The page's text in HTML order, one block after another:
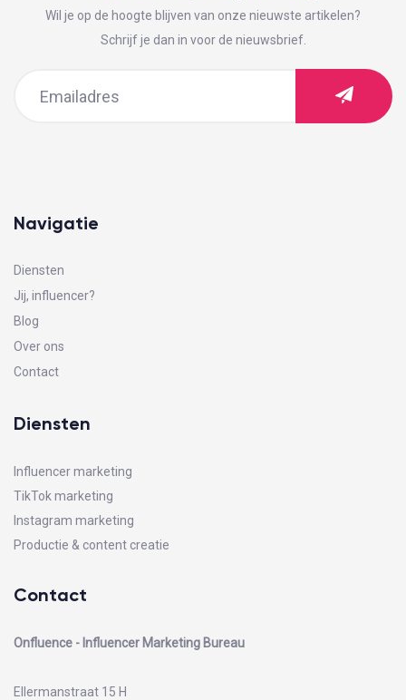
Wil je op de hoogte blijven van onze nieuwste artikelen?
Schrijf je dan in voor de nieuwsbrief.
Navigatie
Diensten
Jij, influencer?
Blog
Over ons
Contact
Diensten
Influencer marketing
TikTok marketing
Instagram marketing
Productie & content creatie
Contact
Onfluence - Influencer Marketing Bureau
Ellermanstraat 15 H